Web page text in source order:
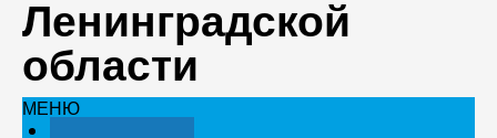
Ленинградской
области
МЕНЮ